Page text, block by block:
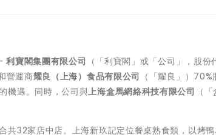
-利寶閣集團有限公司 （「利寶閣」或「公司」，股
營運商耀良（上海）食品有限公司 （「耀良」）
機遇。同時，公司與上海盒馬網絡科技有限公司 （
共32家店中店。上海新玖記定位餐桌熟食類，以烤